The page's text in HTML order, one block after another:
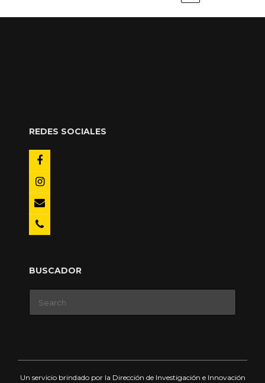
REDES SOCIALES
BUSCADOR
for:
Un servicio brindado por la Dirección de Investigación e Innovación